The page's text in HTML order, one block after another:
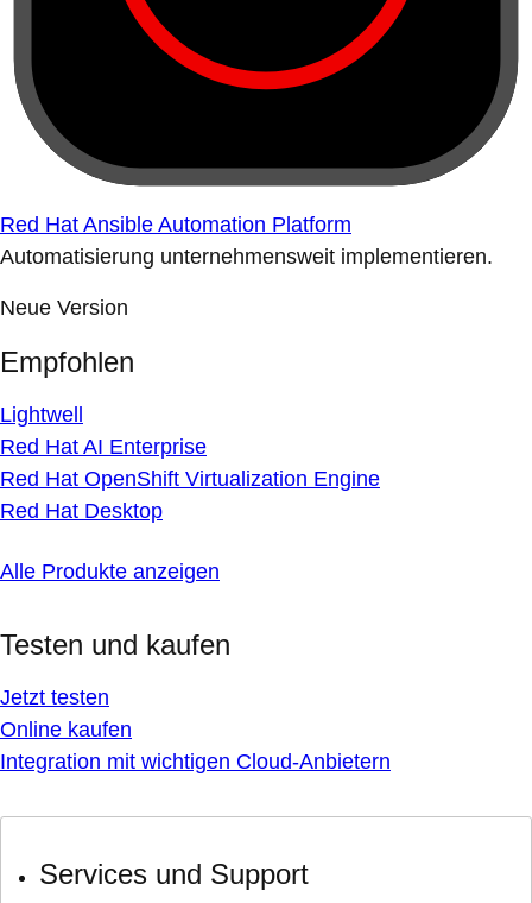
Red Hat Ansible Automation Platform
Automatisierung unternehmensweit implementieren.
Neue Version
Empfohlen
Lightwell
Red Hat AI Enterprise
Red Hat OpenShift Virtualization Engine
Red Hat Desktop
Alle Produkte anzeigen
Testen und kaufen
Jetzt testen
Online kaufen
Integration mit wichtigen Cloud-Anbietern
Services und Support